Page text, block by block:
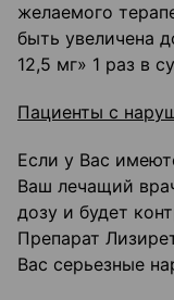
желаемого
быть увеличена
12,5 мг» 1 раз в
Пациенты с
Если у Вас
Ваш лечащий
дозу и будет
Препарат
Вас серьезные